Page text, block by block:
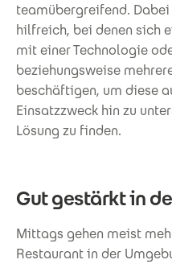
teamübergreifend.
hilfreich, bei denen sich
mit einer Technologie
beziehungsweise
beschäftigen, um diese
Einsatzzweck hin zu
Lösung zu finden.
Gut gestärkt in
Mittags gehen meist
Restaurant in der